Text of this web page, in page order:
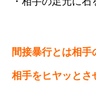
間接暴行とは相手
相手をヒヤッとさ